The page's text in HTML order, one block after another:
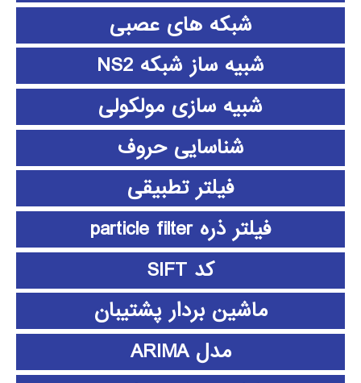
شبکه های عصبی
شبیه ساز شبکه NS2
شبیه سازی مولکولی
شناسایی حروف
فیلتر تطبیقی
فیلتر ذره particle filter
کد SIFT
ماشین بردار پشتیبان
مدل ARIMA